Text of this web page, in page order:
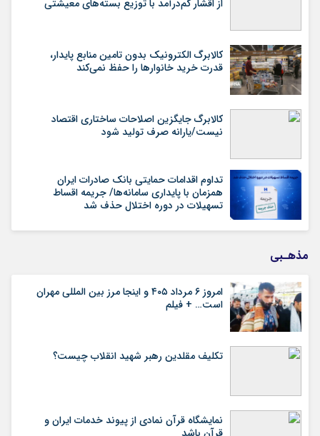
از اقشار کم‌درآمد با توزیع بسته‌های معیشتی
کالابرگ الکترونیک بدون تامین منابع پایدار،
قدرت خرید خانوارها را حفظ نمی‌کند
کالابرگ جایگزین اصلاحات ساختاری اقتصاد
نیست/یارانه صرف تولید شود
تداوم اقدامات حمایتی بانک صادرات ایران
همزمان با پایداری سامانه‌ها/ جریمه اقساط
تسهیلات در دوره اختلال حذف شد
مذهـبی
امروز ۶ مرداد ۴۰۵ و اینجا مرز بین المللی مهران
است… + فیلم
تکلیف مقلدین رهبر شهید انقلاب چیست؟
نمایشگاه قرآن نمادی از پیوند خدمات ایران و
قرآن باشد